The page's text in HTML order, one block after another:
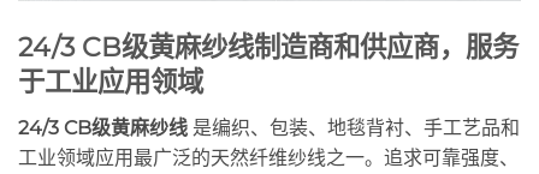
24/3 CB级黄麻纱线制造商和供应商，服务
于工业应用领域
24/3 CB级黄麻纱线 是编织、包装、地毯背衬、手工艺品和
工业领域应用最广泛的天然纤维纱线之一。追求可靠强度、